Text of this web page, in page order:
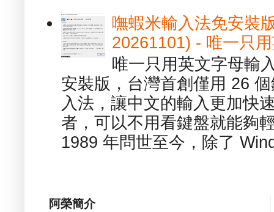
嘸蝦米輸入法免安裝
20261101) - 唯一只
唯一只用英文字母輸
安裝版，台灣首創僅用 26
入法，讓中文的輸入更加快
者，可以不用看鍵盤就能夠
1989 年問世至今，除了
阿榮簡介